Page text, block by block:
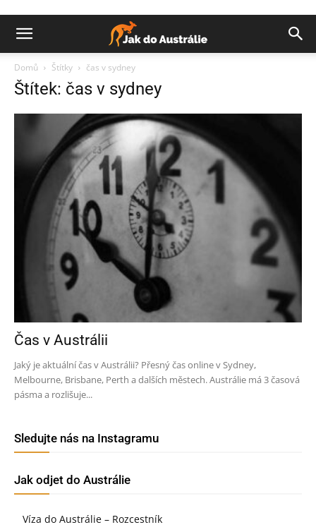
Domů Štítky čas v sydney
Štítek: čas v sydney
Čas v Austrálii
Jaký je aktuální čas v Austrálii? Přesný čas online v Sydney,
Melbourne, Brisbane, Perth a dalších městech. Austrálie má 3 časová
pásma a rozlišuje...
Sledujte nás na Instagramu
Jak odjet do Austrálie
Víza do Austrálie – Rozcestník